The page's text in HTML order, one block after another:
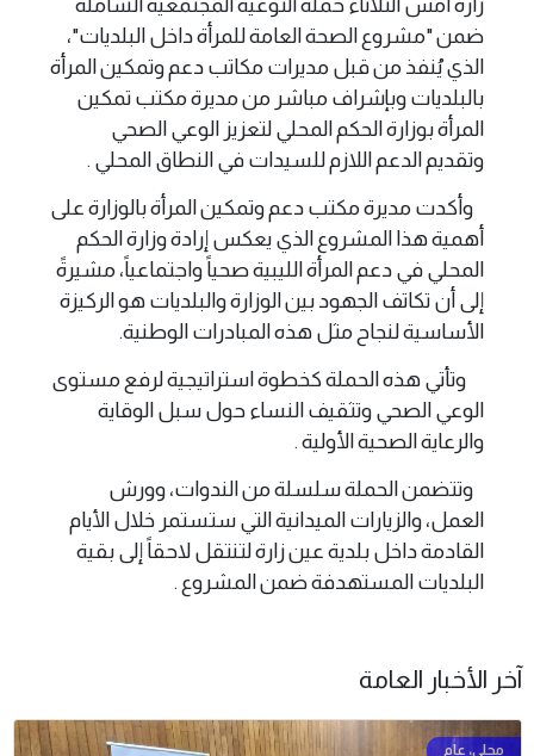
ضمن "مشروع الصحة العامة للمرأة داخل البلديات"،
الذي يُنفذ من قبل مديرات مكاتب دعم وتمكين المرأة
بالبلديات وبإشراف مباشر من مديرة مكتب تمكين
المرأة بوزارة الحكم المحلي لتعزيز الوعي الصحي
وتقديم الدعم اللازم للسيدات في النطاق المحلي .
وأكدت مديرة مكتب دعم وتمكين المرأة بالوزارة على
أهمية هذا المشروع الذي يعكس إرادة وزارة الحكم
المحلي في دعم المرأة الليبية صحياً واجتماعياً، مشيرةً
إلى أن تكاتف الجهود بين الوزارة والبلديات هو الركيزة
الأساسية لنجاح مثل هذه المبادرات الوطنية.
وتأتي هذه الحملة كخطوة استراتيجية لرفع مستوى
الوعي الصحي وتثقيف النساء حول سبل الوقاية
والرعاية الصحية الأولية .
وتتضمن الحملة سلسلة من الندوات، وورش
العمل، والزيارات الميدانية التي ستستمر خلال الأيام
القادمة داخل بلدية عين زارة لتنتقل لاحقاً إلى بقية
البلديات المستهدفة ضمن المشروع .
آخر الأخبار العامة